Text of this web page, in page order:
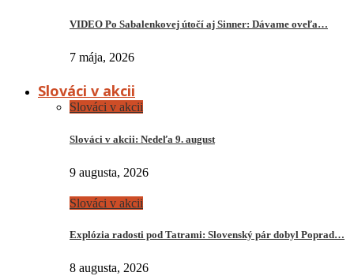
VIDEO Po Sabalenkovej útočí aj Sinner: Dávame oveľa…
7 mája, 2026
Slováci v akcii
Slováci v akcii
Slováci v akcii: Nedeľa 9. august
9 augusta, 2026
Slováci v akcii
Explózia radosti pod Tatrami: Slovenský pár dobyl Poprad…
8 augusta, 2026